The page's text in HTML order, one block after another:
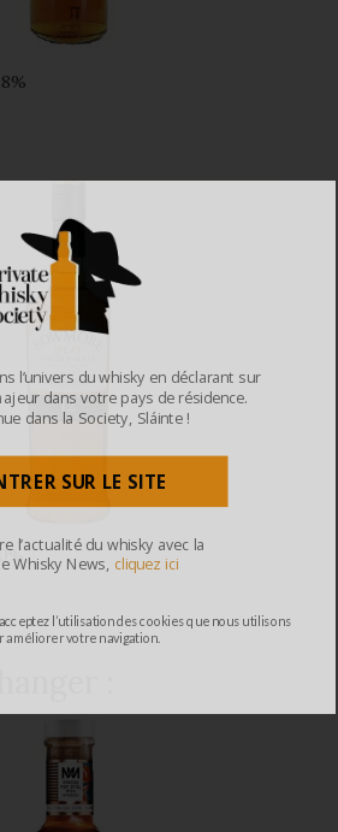
l’univers du whisky en déclarant sur
dans votre pays de résidence.
dans la Society, Sláinte !
SUR LE SITE
l’utilisation des cookies que nous utilisons
améliorer votre navigation.
l’actualité du whisky avec la
Whisky News, cliquez ici